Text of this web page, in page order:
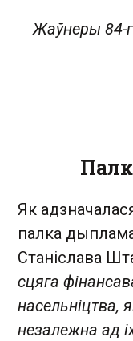
Жаўнеры 84-
Як
палка
Станіслава
сцяга
насельніцтва,
незалежна ад